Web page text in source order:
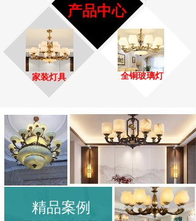
产品中心
全铜玻璃灯
家装灯具
精品案例